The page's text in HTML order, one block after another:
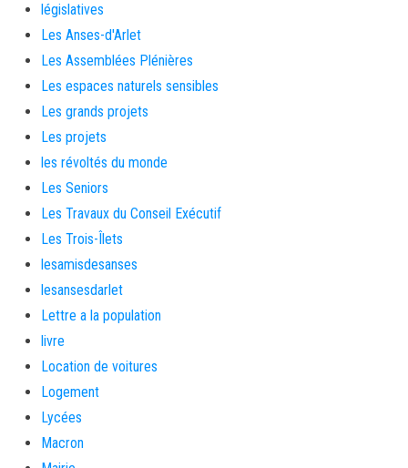
législatives
Les Anses-d'Arlet
Les Assemblées Plénières
Les espaces naturels sensibles
Les grands projets
Les projets
les révoltés du monde
Les Seniors
Les Travaux du Conseil Exécutif
Les Trois-Îlets
lesamisdesanses
lesansesdarlet
Lettre a la population
livre
Location de voitures
Logement
Lycées
Macron